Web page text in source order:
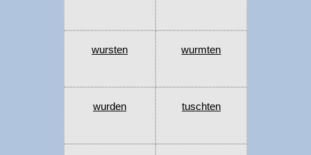
wursten wurmten
wurden tuschten